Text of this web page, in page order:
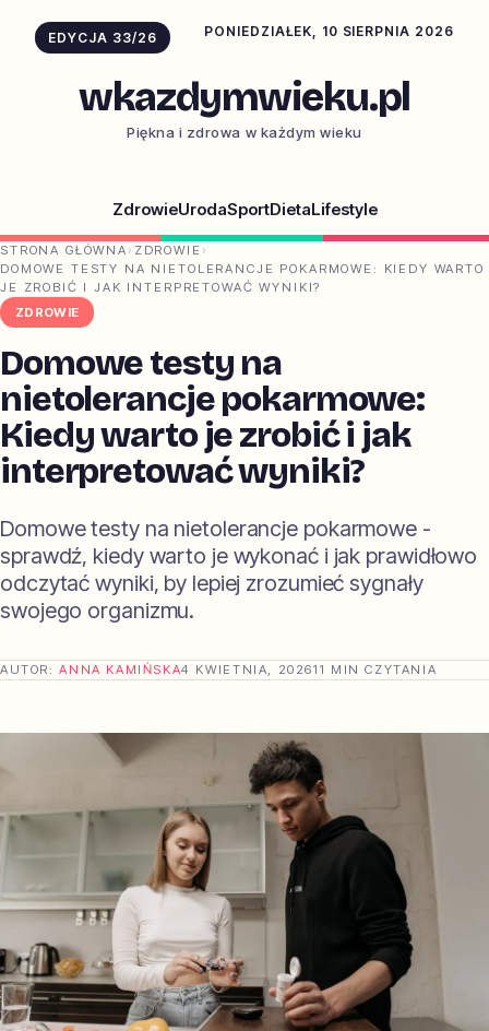
EDYCJA 33/26 PONIEDZIAŁEK, 10 SIERPNIA 2026
wkazdymwieku.pl
Piękna i zdrowa w każdym wieku
ZdrowieUrodaSportDietaLifestyle
STRONA GŁÓWNA › ZDROWIE ›
DOMOWE TESTY NA NIETOLERANCJE POKARMOWE: KIEDY WARTO
JE ZROBIĆ I JAK INTERPRETOWAĆ WYNIKI?
ZDROWIE
Domowe testy na
nietolerancje pokarmowe:
Kiedy warto je zrobić i jak
interpretować wyniki?
Domowe testy na nietolerancje pokarmowe -
sprawdź, kiedy warto je wykonać i jak prawidłowo
odczytać wyniki, by lepiej zrozumieć sygnały
swojego organizmu.
AUTOR:ANNA KAMIŃSKA4 KWIETNIA, 202611 MIN CZYTANIA